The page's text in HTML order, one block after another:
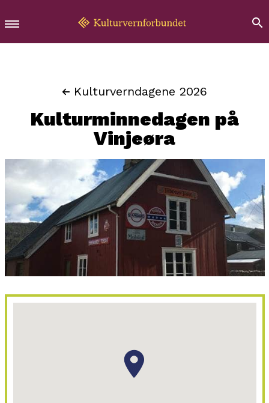
Kulturverndagene 2026
Kulturminnedagen på
Vinjeøra